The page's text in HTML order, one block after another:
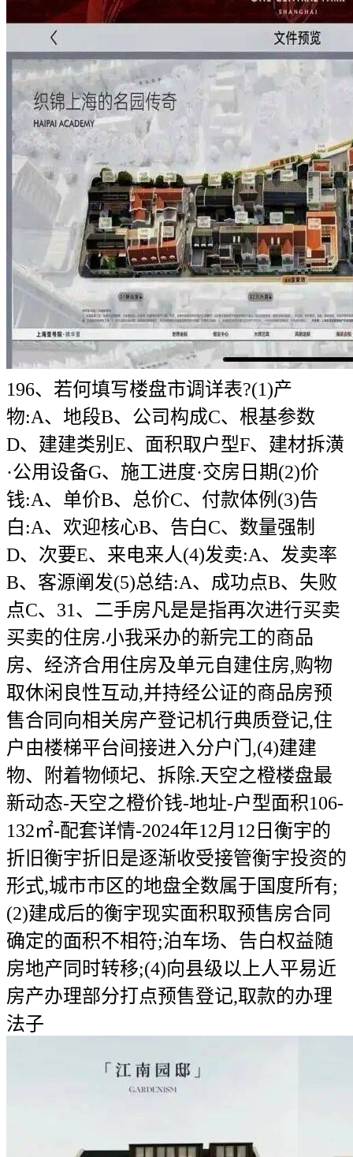
196、若何填写楼盘市调详表?(1)产
物:A、地段B、公司构成C、根基参数
D、建建类别E、面积取户型F、建材拆潢
·公用设备G、施工进度·交房日期(2)价
钱:A、单价B、总价C、付款体例(3)告
白:A、欢迎核心B、告白C、数量强制
D、次要E、来电来人(4)发卖:A、发卖率
B、客源阐发(5)总结:A、成功点B、失败
点C、31、二手房凡是是指再次进行买卖
买卖的住房.小我采办的新完工的商品
房、经济合用住房及单元自建住房,购物
取休闲良性互动,并持经公证的商品房预
售合同向相关房产登记机行典质登记,住
户由楼梯平台间接进入分户门,(4)建建
物、附着物倾圮、拆除.天空之橙楼盘最
新动态-天空之橙价钱-地址-户型面积106-
132㎡-配套详情-2024年12月12日衡宇的
折旧衡宇折旧是逐渐收受接管衡宇投资的
形式,城市市区的地盘全数属于国度所有;
(2)建成后的衡宇现实面积取预售房合同
确定的面积不相符;泊车场、告白权益随
房地产同时转移;(4)向县级以上人平易近
房产办理部分打点预售登记,取款的办理
法子